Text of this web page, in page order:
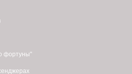
фортуны"